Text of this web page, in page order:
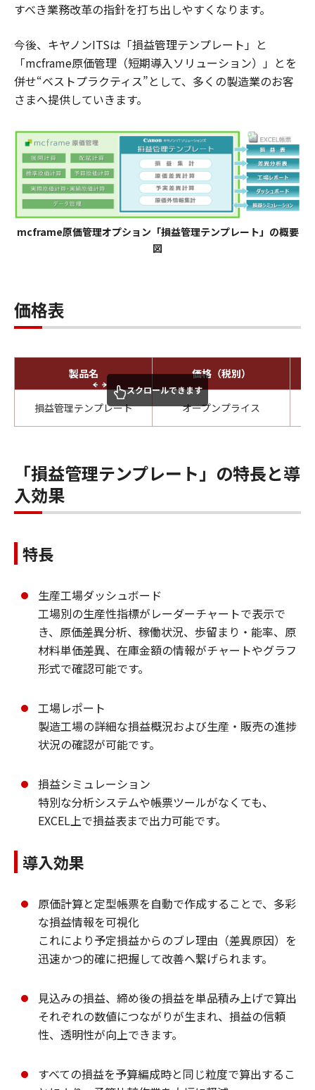
すべき業務改革の指針を打ち出しやすくなります。
今後、キヤノンITSは「損益管理テンプレート」と
「mcframe原価管理（短期導入ソリューション）」とを
併せ“ベストプラクティス”として、多くの製造業のお客
さまへ提供していきます。
mcframe原価管理オプション「損益管理テンプレート」の概要
図
価格表
製品名 価格（税別）
損益管理テンプレート オープンプライス
スクロールできます
「損益管理テンプレート」の特長と導
入効果
特長
生産工場ダッシュボード
工場別の生産性指標がレーダーチャートで表示で
き、原価差異分析、稼働状況、歩留まり・能率、原
材料単価差異、在庫金額の情報がチャートやグラフ
形式で確認可能です。
工場レポート
製造工場の詳細な損益概況および生産・販売の進捗
状況の確認が可能です。
損益シミュレーション
特別な分析システムや帳票ツールがなくても、
EXCEL上で損益表まで出力可能です。
導入効果
原価計算と定型帳票を自動で作成することで、多彩
な損益情報を可視化
これにより予定損益からのブレ理由（差異原因）を
迅速かつ的確に把握して改善へ繋げられます。
見込みの損益、締め後の損益を単品積み上げで算出
それぞれの数値につながりが生まれ、損益の信頼
性、透明性が向上できます。
すべての損益を予算編成時と同じ粒度で算出するこ